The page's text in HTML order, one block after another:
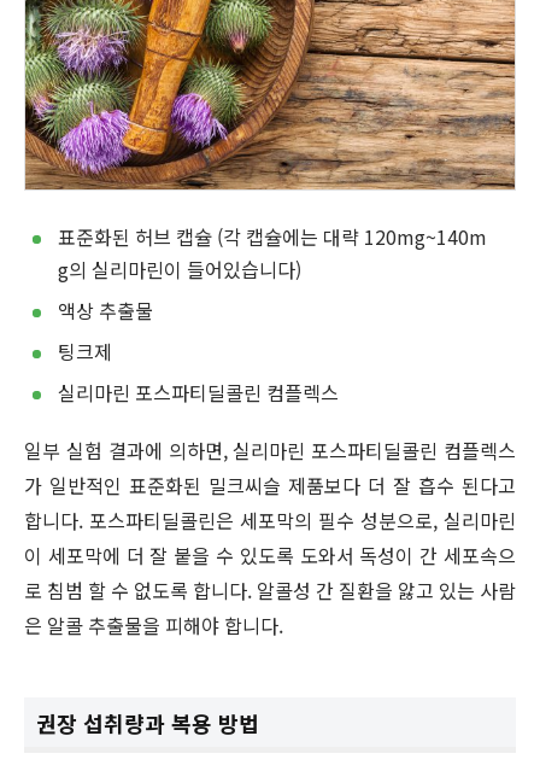
표준화된 허브 캡슐 (각 캡슐에는 대략 120mg~140m
g의 실리마린이 들어있습니다)
액상 추출물
팅크제
실리마린 포스파티딜콜린 컴플렉스
일부 실험 결과에 의하면, 실리마린 포스파티딜콜린 컴플렉스
가 일반적인 표준화된 밀크씨슬 제품보다 더 잘 흡수 된다고
합니다. 포스파티딜콜린은 세포막의 필수 성분으로, 실리마린
이 세포막에 더 잘 붙을 수 있도록 도와서 독성이 간 세포속으
로 침범 할 수 없도록 합니다. 알콜성 간 질환을 앓고 있는 사람
은 알콜 추출물을 피해야 합니다.
권장 섭취량과 복용 방법